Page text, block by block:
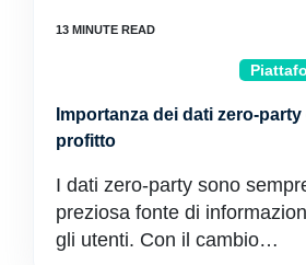
Importanza dei dati zero-
profitto
I dati zero-party sono
preziosa fonte di
gli utenti. Con il cambio…